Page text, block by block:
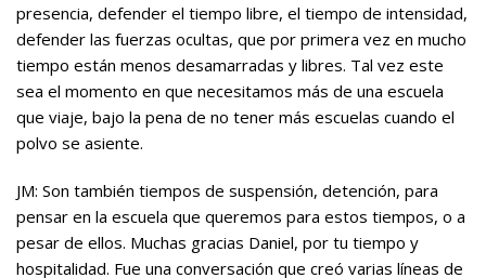
presencia, defender el tiempo libre, el tiempo de intensidad,
defender las fuerzas ocultas, que por primera vez en mucho
tiempo están menos desamarradas y libres. Tal vez este
sea el momento en que necesitamos más de una escuela
que viaje, bajo la pena de no tener más escuelas cuando el
polvo se asiente.
JM: Son también tiempos de suspensión, detención, para
pensar en la escuela que queremos para estos tiempos, o a
pesar de ellos. Muchas gracias Daniel, por tu tiempo y
hospitalidad. Fue una conversación que creó varias líneas de